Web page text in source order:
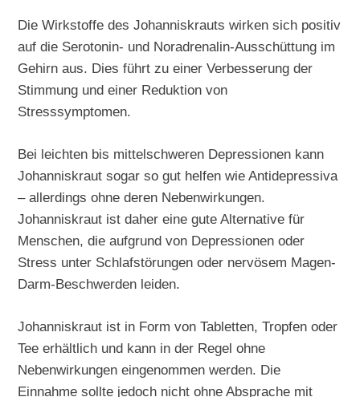
Die Wirkstoffe des Johanniskrauts wirken sich positiv
auf die Serotonin- und Noradrenalin-Ausschüttung im
Gehirn aus. Dies führt zu einer Verbesserung der
Stimmung und einer Reduktion von
Stresssymptomen.
Bei leichten bis mittelschweren Depressionen kann
Johanniskraut sogar so gut helfen wie Antidepressiva
– allerdings ohne deren Nebenwirkungen.
Johanniskraut ist daher eine gute Alternative für
Menschen, die aufgrund von Depressionen oder
Stress unter Schlafstörungen oder nervösem Magen-
Darm-Beschwerden leiden.
Johanniskraut ist in Form von Tabletten, Tropfen oder
Tee erhältlich und kann in der Regel ohne
Nebenwirkungen eingenommen werden. Die
Einnahme sollte jedoch nicht ohne Absprache mit